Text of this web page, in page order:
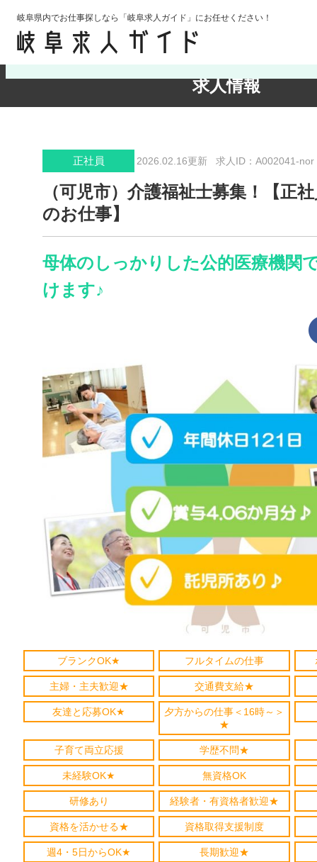
岐阜県内でお仕事探しなら「岐阜求人ガイド」にお任せください！
求人情報
検索条件の確認・変更
正社員 2026.02.16更新 求人ID：A002041-nor
（可児市）介護福祉士募集！【正
のお仕事】
母体のしっかりした公的医療機関
けます♪
ブランクOK★ フルタイムの仕事
主婦・主夫歓迎★ 交通費支給★
友達と応募OK★
夕方からの仕事＜16時～＞
★
子育て両立応援 学歴不問★
未経験OK★ 無資格OK
研修あり 経験者・有資格者歓迎★
資格を活かせる★ 資格取得支援制度
週4・5日からOK★ 長期歓迎★